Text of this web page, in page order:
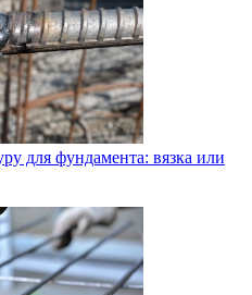
для фундамента: вязка или